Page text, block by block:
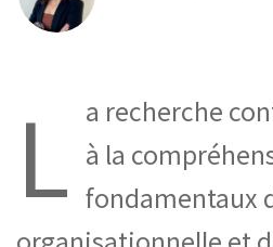
L a recherche
à la
fondamentaux